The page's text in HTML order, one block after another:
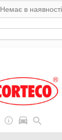
Немає в наявності